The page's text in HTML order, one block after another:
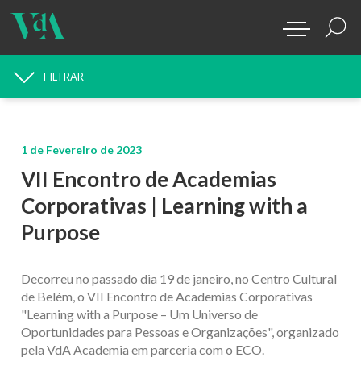
PROCURAR NOTÍCIAS
FILTRAR
1 de Fevereiro de 2023
VII Encontro de Academias
Corporativas | Learning with a
Purpose
Decorreu no passado dia 19 de janeiro, no Centro Cultural
de Belém, o VII Encontro de Academias Corporativas
"Learning with a Purpose – Um Universo de
Oportunidades para Pessoas e Organizações", organizado
pela VdA Academia em parceria com o ECO.